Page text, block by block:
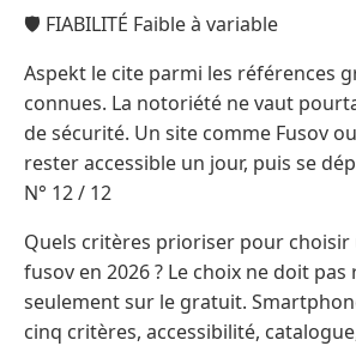
🛡️ FIABILITÉ Faible à variable
Aspekt le cite parmi les références
connues. La notoriété ne vaut
de sécurité. Un site comme Fusov
rester accessible un jour, puis se
N° 12 / 12
Quels critères prioriser pour choisir
fusov en 2026 ? Le choix ne doit pas
seulement sur le gratuit.
cinq critères, accessibilité,